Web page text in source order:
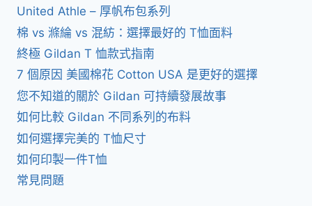
United Athle – 厚帆布包系列
棉 vs 滌綸 vs 混紡：選擇最好的 T恤面料
終極 Gildan T 恤款式指南
7 個原因 美國棉花 Cotton USA 是更好的選擇
您不知道的關於 Gildan 可持續發展故事
如何比較 Gildan 不同系列的布料
如何選擇完美的 T恤尺寸
如何印製一件T恤
常見問題